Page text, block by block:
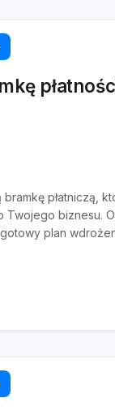
płatniczą,
Twojego biznesu.
plan